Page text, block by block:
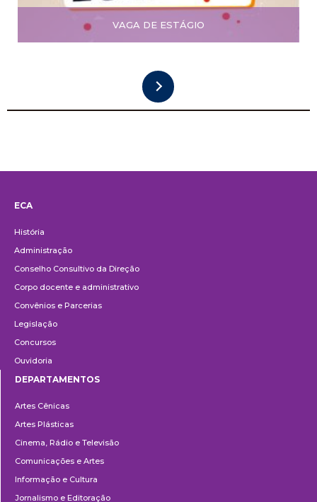
VAGA DE ESTÁGIO
ECA
História
Administração
Conselho Consultivo da Direção
Corpo docente e administrativo
Convênios e Parcerias
Legislação
Concursos
Ouvidoria
DEPARTAMENTOS
Artes Cênicas
Artes Plásticas
Cinema, Rádio e Televisão
Comunicações e Artes
Informação e Cultura
Jornalismo e Editoração